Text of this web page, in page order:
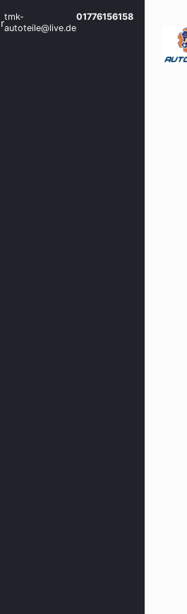
tmk-
autoteile@live.de
01776156158